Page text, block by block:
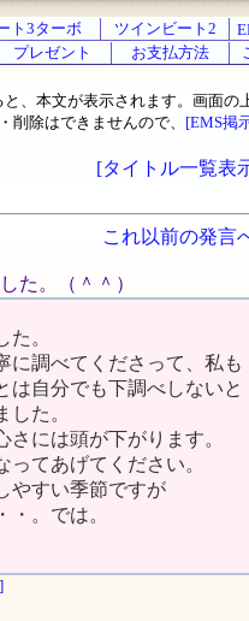
ト3ターボ ツインビート2
プレゼント お支払方法
、本文が表示されます。画面の
削除はできませんので、 [EMS掲
[タイトル一覧表
これ以前の発言
た。（＾＾）
。
に調べてくださって、私も
は自分でも下調べしないと
た。
には頭が下がります。
てあげてください。
やすい季節ですが
・。では。